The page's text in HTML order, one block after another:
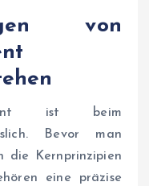
von
ist beim
Bevor man
die Kernprinzipien
eine präzise